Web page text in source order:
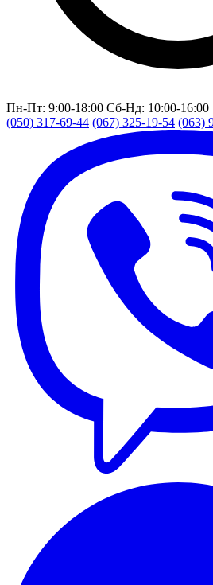
Пн-Пт: 9:00-18:00 Сб-Нд: 10:00-16:00
(050) 317-69-44 (067) 325-19-54 (063)